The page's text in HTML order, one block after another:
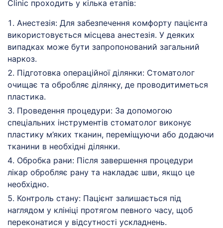
Clinic проходить у кілька етапів:
Анестезія: Для забезпечення комфорту пацієнта
використовується місцева анестезія. У деяких
випадках може бути запропонований загальний
наркоз.
Підготовка операційної ділянки: Стоматолог
очищає та обробляє ділянку, де проводитиметься
пластика.
Проведення процедури: За допомогою
спеціальних інструментів стоматолог виконує
пластику м’яких тканин, переміщуючи або додаючи
тканини в необхідні ділянки.
Обробка рани: Після завершення процедури
лікар обробляє рану та накладає шви, якщо це
необхідно.
Контроль стану: Пацієнт залишається під
наглядом у клініці протягом певного часу, щоб
переконатися у відсутності ускладнень.